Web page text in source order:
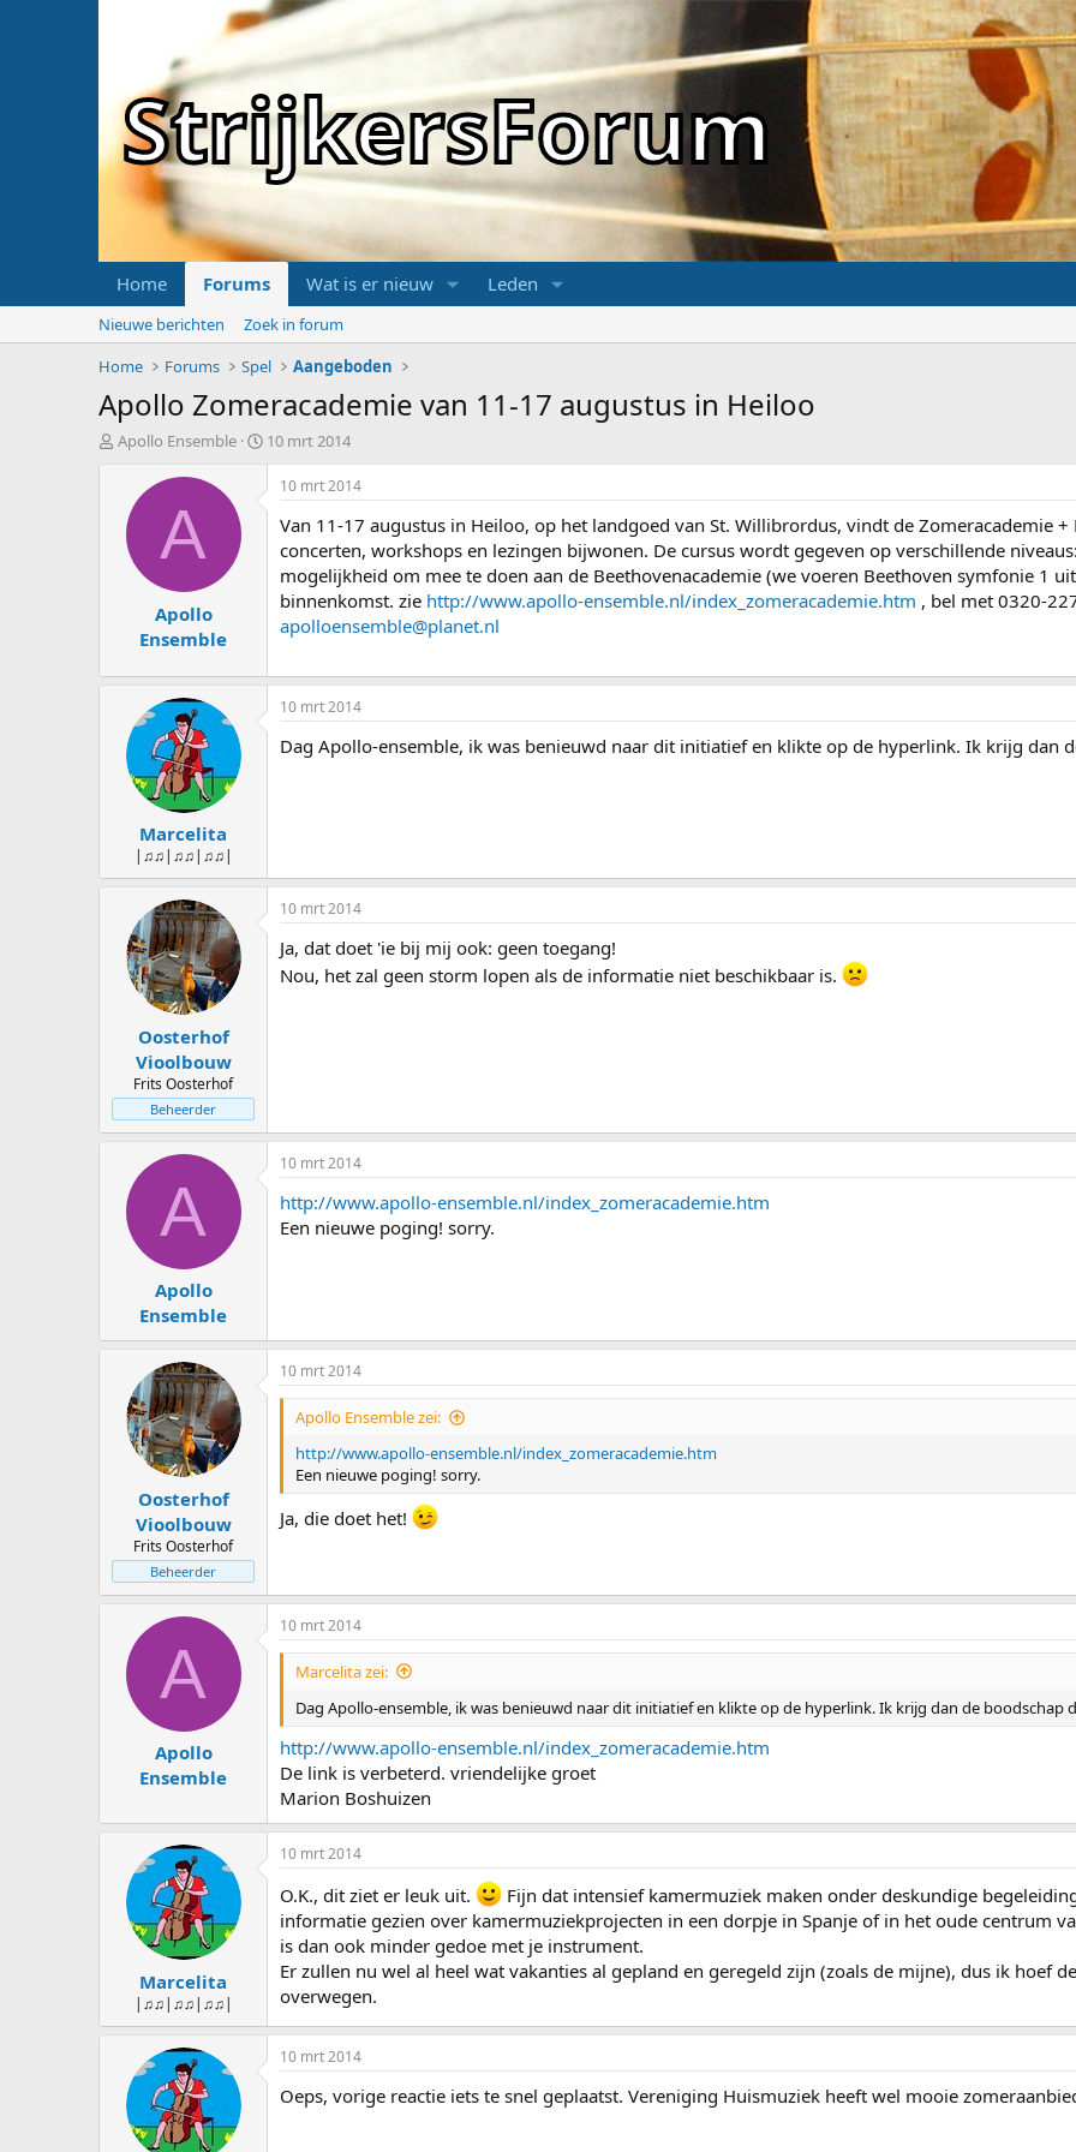
StrijkersForum
Home Forums Wat is er nieuw Leden
Nieuwe berichten
Zoek in forum
Home
Forums Spel Aangeboden
Apollo Zomeracademie van 11-17 augustus in Heiloo
T
r
Apollo Ensemble
S
t
r
10 mrt 2014
A
Apollo
Ensemble
10 mrt 2014
Van 11-17 augustus in Heiloo, op het landgoed van St. Willibrordus, vindt de Zomeracademie
concerten, workshops en lezingen bijwonen. De cursus wordt gegeven op verschillende
mogelijkheid om mee te doen aan de Beethovenacademie (we voeren Beethoven symfonie 1
binnenkomst. zie http://www.apollo-ensemble.nl/index_zomeracademie.htm , bel met 0320-
apolloensemble@planet.nl
Marcelita
|♫♫|♫♫|♫♫|
10 mrt 2014
Dag Apollo-ensemble, ik was benieuwd naar dit initiatief en klikte op de hyperlink. Ik krijg dan
Oosterhof
Vioolbouw
Frits Oosterhof
Beheerder
10 mrt 2014
Ja, dat doet 'ie bij mij ook: geen toegang!
Nou, het zal geen storm lopen als de informatie niet beschikbaar is.
A
Apollo
Ensemble
10 mrt 2014
http://www.apollo-ensemble.nl/index_zomeracademie.htm
Een nieuwe poging! sorry.
Oosterhof
Vioolbouw
Frits Oosterhof
Beheerder
10 mrt 2014
Apollo Ensemble zei:
http://www.apollo-ensemble.nl/index_zomeracademie.htm
Een nieuwe poging! sorry.
Ja, die doet het!
A
Apollo
Ensemble
10 mrt 2014
Marcelita zei:
Dag Apollo-ensemble, ik was benieuwd naar dit initiatief en klikte op de hyperlink. Ik krijg dan de
http://www.apollo-ensemble.nl/index_zomeracademie.htm
De link is verbeterd. vriendelijke groet
Marion Boshuizen
Marcelita
|♫♫|♫♫|♫♫|
10 mrt 2014
O.K., dit ziet er leuk uit.
Fijn dat intensief kamermuziek maken onder deskundige
informatie gezien over kamermuziekprojecten in een dorpje in Spanje of in het oude centrum
is dan ook minder gedoe met je instrument.
Er zullen nu wel al heel wat vakanties al gepland en geregeld zijn (zoals de mijne), dus ik hoef
overwegen.
10 mrt 2014
Oeps, vorige reactie iets te snel geplaatst. Vereniging Huismuziek heeft wel mooie